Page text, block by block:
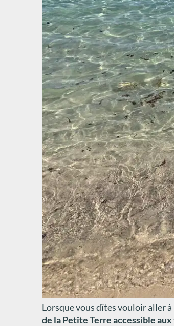
Lorsque vous dîtes vouloir aller
de la Petite Terre accessible